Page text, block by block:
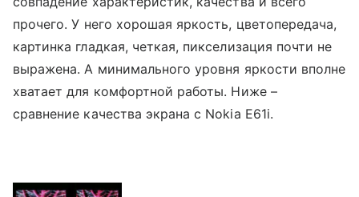
прочего. У него хорошая яркость, цветопередача,
картинка гладкая, четкая, пикселизация почти не
выражена. А минимального уровня яркости вполне
хватает для комфортной работы. Ниже –
сравнение качества экрана с Nokia E61i.